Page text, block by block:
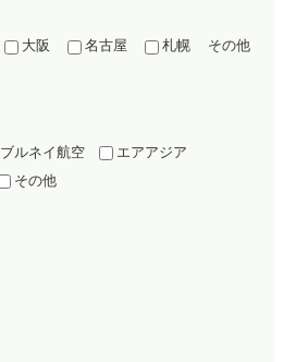
大阪 名古屋 札幌 その他
ブルネイ航空
エアアジア
その他